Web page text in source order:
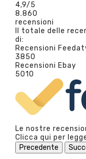
4,9/5
8.860
recensioni
Il totale delle
di:
Recensioni
3850
Recensioni Ebay
5010
Le nostre
Clicca qui per
Precedente